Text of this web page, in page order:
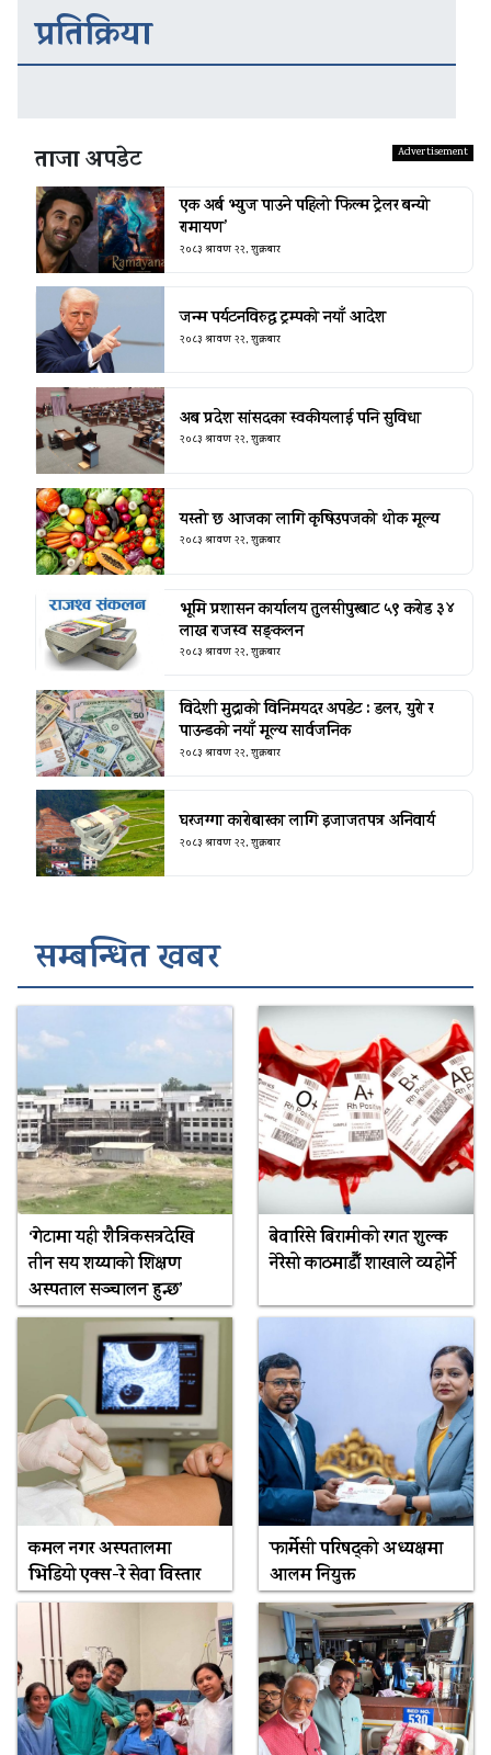
प्रतिक्रिया
ताजा अपडेट
एक अर्ब भ्युज पाउने पहिलो फिल्म ट्रेलर बन्यो
रामायण’
२०८३ श्रावण २२, शुक्रबार
जन्म पर्यटनविरुद्ध ट्रम्पको नयाँ आदेश
२०८३ श्रावण २२, शुक्रबार
अब प्रदेश सांसदका स्वकीयलाई पनि सुविधा
२०८३ श्रावण २२, शुक्रबार
यस्तो छ आजका लागि कृषिउपजको थोक मूल्य
२०८३ श्रावण २२, शुक्रबार
भूमि प्रशासन कार्यालय तुलसीपुरबाट ५९ करोड ३४
लाख राजस्व सङ्कलन
२०८३ श्रावण २२, शुक्रबार
विदेशी मुद्राको विनिमयदर अपडेट : डलर, युरो र
पाउन्डको नयाँ मूल्य सार्वजनिक
२०८३ श्रावण २२, शुक्रबार
घरजग्गा कारोबारका लागि इजाजतपत्र अनिवार्य
२०८३ श्रावण २२, शुक्रबार
सम्बन्धित खबर
‘गेटामा यही शैत्रिकसत्रदेखि
तीन सय शय्याको शिक्षण
अस्पताल सञ्चालन हुन्छ’
बेवारिसे बिरामीको रगत शुल्क
नेरेसो काठमाडौँ शाखाले व्यहोर्ने
कमल नगर अस्पतालमा
भिडियो एक्स-रे सेवा विस्तार
फार्मेसी परिषद्को अध्यक्षमा
आलम नियुक्त